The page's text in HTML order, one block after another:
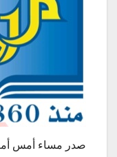
صدر مساء أمس أمر